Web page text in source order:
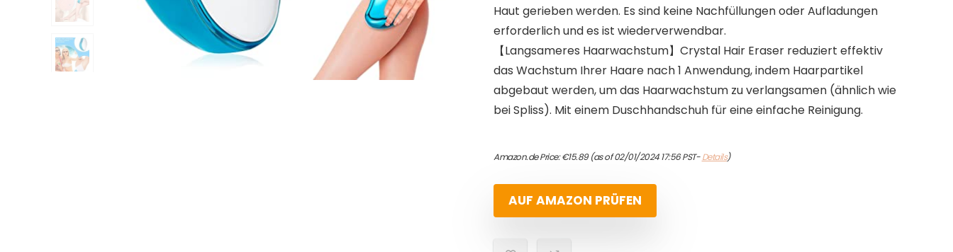
Haut gerieben werden. Es sind keine Nachfüllungen oder Aufladungen
erforderlich und es ist wiederverwendbar.
【Langsameres Haarwachstum】Crystal Hair Eraser reduziert effektiv
das Wachstum Ihrer Haare nach 1 Anwendung, indem Haarpartikel
abgebaut werden, um das Haarwachstum zu verlangsamen (ähnlich wie
bei Spliss). Mit einem Duschhandschuh für eine einfache Reinigung.
Amazon.de Price:€15.89(as of 02/01/2024 17:56 PST-Details)
AUF AMAZON PRÜFEN